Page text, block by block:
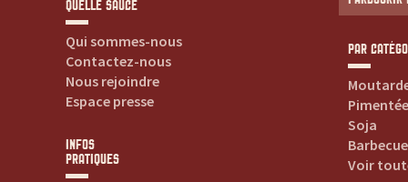
v
o
s
QUELLE SAUCE
Qui sommes-nous
Contactez-nous
Nous rejoindre
Espace presse
INFOS
PRATIQUES
PAR
Pimentée
Soja
Barbecue
Voir